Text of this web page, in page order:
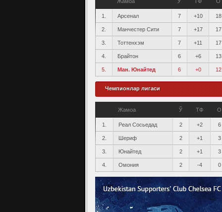
1. Арсенал 7 +10 18
2. Манчестер Сити 7 +17 17
3. Тоттенхэм 7 +11 17
4. Брайтон 6 +6 13
5. Ман. Юнайтед 6 +0 12
Чемпионлар лигаси
Жамоа Ў ТФ О
1. Реал Сосьедад 2 +2 6
2. Шериф 2 +1 3
3. Юнайтед 2 +1 3
4. Омония 2 -4 0